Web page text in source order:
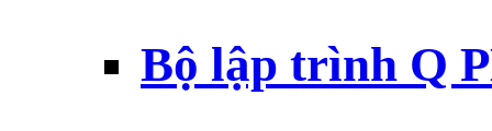
Bộ lập trình Q